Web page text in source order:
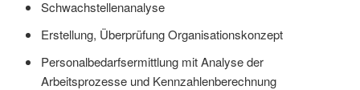
Schwachstellenanalyse
Erstellung, Überprüfung Organisationskonzept
Personalbedarfsermittlung mit Analyse der
Arbeitsprozesse und Kennzahlenberechnung